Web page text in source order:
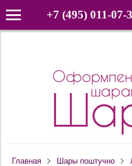
+7 (495) 011-07-
Главная Шары поштучно